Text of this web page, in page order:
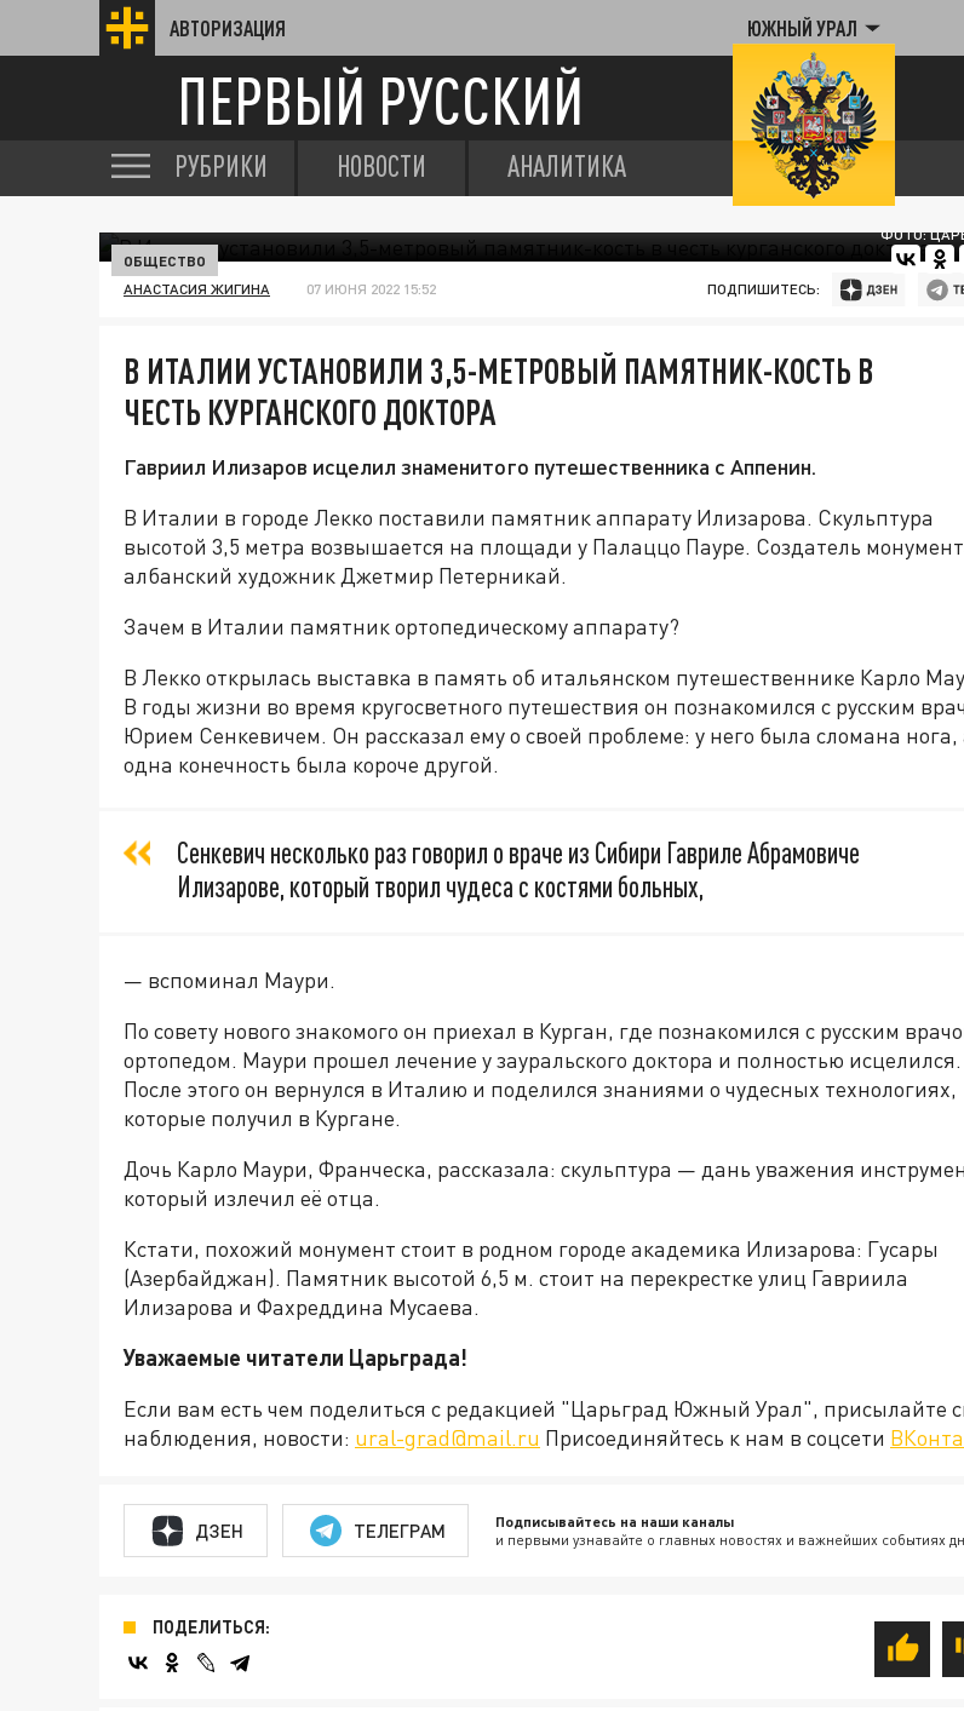
АВТОРИЗАЦИЯ ЮЖНЫЙ УРАЛ
ПЕРВЫЙ РУССКИЙ
РУБРИКИ НОВОСТИ АНАЛИТИКА
ФОТО:
ОБЩЕСТВО
АНАСТАСИЯ ЖИГИНА 07 ИЮНЯ 2022 15:52 ПОДПИШИТЕСЬ:
В ИТАЛИИ УСТАНОВИЛИ 3,5-МЕТРОВЫЙ ПАМЯТНИК-КОСТЬ В
ЧЕСТЬ КУРГАНСКОГО ДОКТОРА
Гавриил Илизаров исцелил знаменитого путешественника с Аппенин.
В Италии в городе Лекко​​ поставили памятник аппарату Илизарова. Скульптура
высотой 3,5 метра возвышается на площади у Палаццо Пауре. Создатель
албанский художник Джетмир Петерникай.
Зачем в Италии памятник ортопедическому аппарату?
В Лекко открылась выставка в память об итальянском путешественнике Карло
В годы жизни во время кругосветного путешествия он познакомился с русским
Юрием Сенкевичем. Он рассказал ему о своей проблеме: у него была сломана нога,
одна конечность была короче другой.
Сенкевич несколько раз говорил о враче из Сибири Гавриле Абрамовиче
Илизарове, который творил чудеса с костями больных,
— вспоминал Маури.
По совету нового знакомого он приехал в Курган, где познакомился с русским
ортопедом. Маури прошел лечение у зауральского доктора и полностью исцелился.
После этого он вернулся в Италию и поделился знаниями о чудесных технологиях,
которые получил в Кургане.
Дочь Карло Маури, Франческа, рассказала: скульптура — дань уважения
который излечил её отца.
Кстати, похожий монумент стоит в родном городе академика Илизарова: Гусары
(Азербайджан). Памятник высотой 6,5 м. стоит на перекрестке улиц Гавриила
Илизарова и Фахреддина Мусаева.
Уважаемые читатели Царьграда!
Если вам есть чем поделиться с редакцией "Царьград Южный Урал", присылайте
наблюдения, новости: ural-grad@mail.ru Присоединяйтесь к нам в соцсети
ДЗЕН ТЕЛЕГРАМ Подписывайтесь на наши каналы
и первыми узнавайте о главных новостях и важнейших событиях
ПОДЕЛИТЬСЯ: